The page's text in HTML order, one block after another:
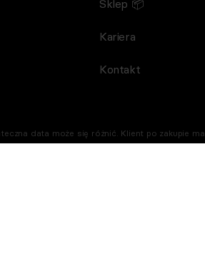
Sklep 📦
Kariera
Kontakt
data może się różnić. Klient po zakupie ma